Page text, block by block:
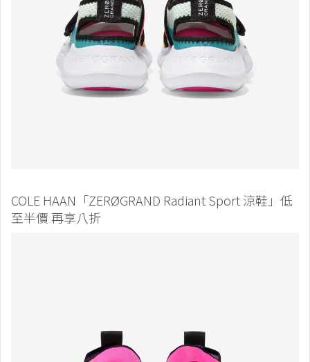
COLE HAAN「ZERØGRAND Radiant Sport 涼鞋」低
至半價 再享八折